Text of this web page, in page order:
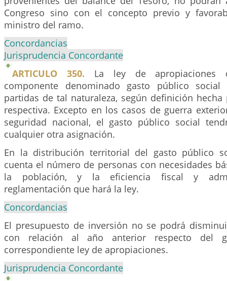
Congreso sino con el concepto previo y
ministro del ramo.
Concordancias
Jurisprudencia Concordante
ARTICULO 350. La ley de apropiaciones
componente denominado gasto público
partidas de tal naturaleza, según definición
respectiva. Excepto en los casos de guerra
seguridad nacional, el gasto público social
cualquier otra asignación.
En la distribución territorial del gasto público
cuenta el número de personas con necesidades
la población, y la eficiencia fiscal y
reglamentación que hará la ley.
Concordancias
El presupuesto de inversión no se podrá
con relación al año anterior respecto del
correspondiente ley de apropiaciones.
Jurisprudencia Concordante